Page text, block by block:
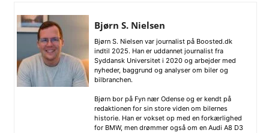
Bjørn S. Nielsen
Bjørn S. Nielsen var journalist på Boosted.dk
indtil 2025. Han er uddannet journalist fra
Syddansk Universitet i 2020 og arbejder med
nyheder, baggrund og analyser om biler og
bilbranchen.
Bjørn bor på Fyn nær Odense og er kendt på
redaktionen for sin store viden om bilernes
historie. Han er vokset op med en forkærlighed
for BMW, men drømmer også om en Audi A8 D3